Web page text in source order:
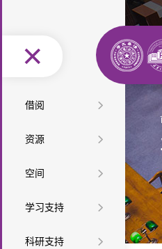
借阅
还
互
借
证
服
务
阅
读
推
资源
类
型
查
按
学
科
查
特
色
资
最
新
精
空间 空
间
布
局
座
位
预
自
助
便
学习支持 教
材
课
科研支持 学